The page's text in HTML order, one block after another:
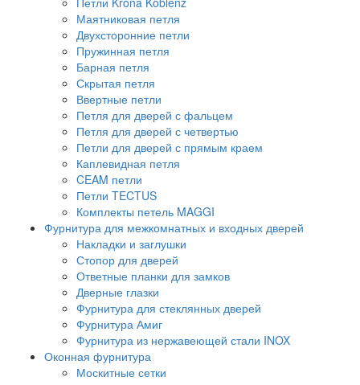
Маятниковая петля
Двухсторонние петли
Пружинная петля
Барная петля
Скрытая петля
Ввертные петли
Петля для дверей с фальцем
Петля для дверей с четвертью
Петли для дверей с прямым краем
Каплевидная петля
CEAM петли
Петли TECTUS
Комплекты петель MAGGI
Фурнитура для межкомнатных и входных дверей
Накладки и заглушки
Стопор для дверей
Ответные планки для замков
Дверные глазки
Фурнитура для стеклянных дверей
Фурнитура Амиг
Фурнитура из нержавеющей стали INOX
Оконная фурнитура
Москитные сетки